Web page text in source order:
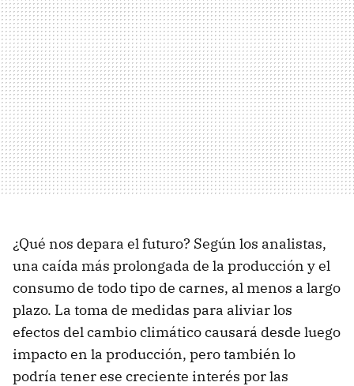
¿Qué nos depara el futuro? Según los analistas,
una caída más prolongada de la producción y el
consumo de todo tipo de carnes, al menos a largo
plazo. La toma de medidas para aliviar los
efectos del cambio climático causará desde luego
impacto en la producción, pero también lo
podría tener ese creciente interés por las